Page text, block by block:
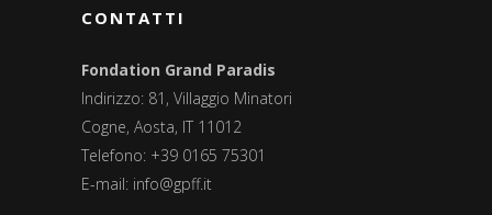
CONTATTI
Fondation Grand Paradis
Indirizzo: 81, Villaggio Minatori
Cogne, Aosta, IT 11012
Telefono: +39 0165 75301
E-mail: info@gpff.it